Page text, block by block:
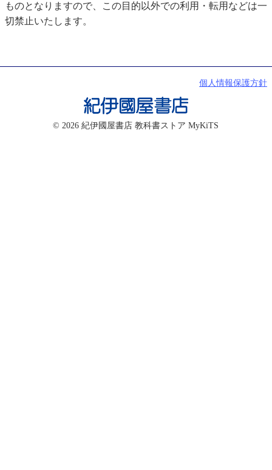
ものとなりますので、この目的以外での利用・転用などは一
切禁止いたします。
個人情報保護方針
© 2026 紀伊國屋書店 教科書ストア MyKiTS